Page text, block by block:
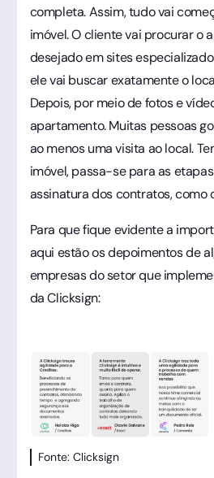
completa. Assim, tudo vai
imóvel. O cliente vai procurar o
desejado em sites
ele vai buscar exatamente o
Depois, por meio de fotos e
apartamento. Muitas pessoas
ao menos uma visita ao local.
imóvel, passa-se para as
assinatura dos contratos, como
Para que fique evidente a
aqui estão os depoimentos de
empresas do setor que
da Clicksign:
Fonte: Clicksign